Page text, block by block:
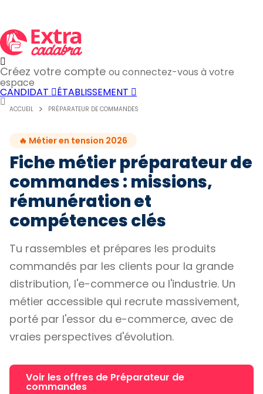
Créez votre compte ou connectez-vous à votre
espace
CANDIDAT ÉTABLISSEMENT
ACCUEIL PRÉPARATEUR DE COMMANDES
🔥 Métier en tension 2026
Fiche métier préparateur de
commandes : missions,
rémunération et
compétences clés
Tu rassembles et prépares les produits
commandés par les clients pour la grande
distribution, l'e-commerce ou l'industrie. Un
métier accessible qui recrute massivement,
porté par l'essor du e-commerce, avec de
vraies perspectives d'évolution.
Voir les offres de Préparateur de
commandes